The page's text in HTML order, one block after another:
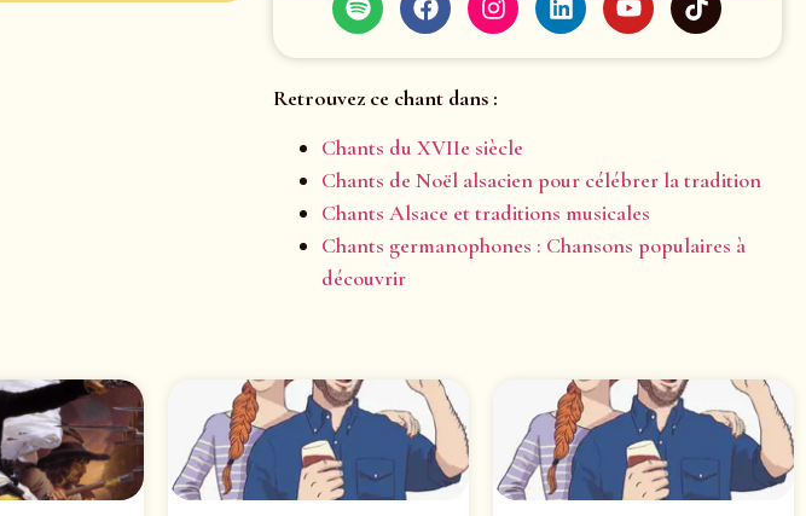
Retrouvez ce chant dans :
Chants du XVIIe siècle
Chants de Noël alsacien pour célébrer la tradition
Chants Alsace et traditions musicales
Chants germanophones : Chansons populaires à
découvrir